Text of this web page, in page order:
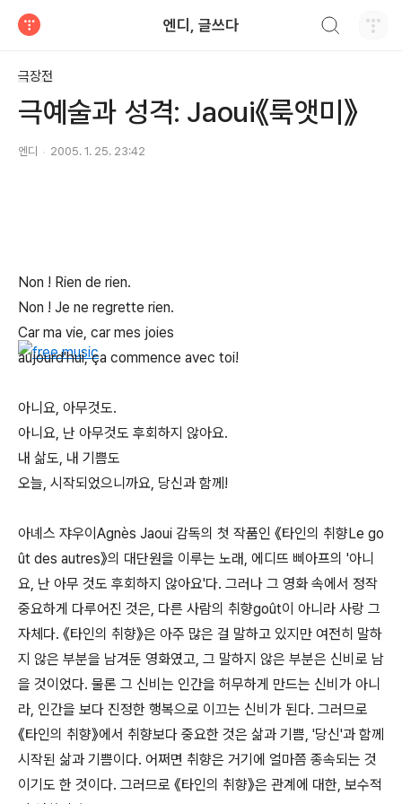
엔디, 글쓰다
극장전
극예술과 성격: Jaoui《룩앳미》
엔디 2005. 1. 25. 23:42
Non ! Rien de rien.
Non ! Je ne regrette rien.
Car ma vie, car mes joies
aujourd'hui, ça commence avec toi!
아니요, 아무것도.
아니요, 난 아무것도 후회하지 않아요.
내 삶도, 내 기쁨도
오늘, 시작되었으니까요, 당신과 함께!
아녜스 쟈우이Agnès Jaoui 감독의 첫 작품인 《타인의 취향Le go
ût des autres》의 대단원을 이루는 노래, 에디뜨 삐아프의 '아니
요, 난 아무 것도 후회하지 않아요'다. 그러나 그 영화 속에서 정작
중요하게 다루어진 것은, 다른 사람의 취향goût이 아니라 사랑 그
자체다. 《타인의 취향》은 아주 많은 걸 말하고 있지만 여전히 말하
지 않은 부분을 남겨둔 영화였고, 그 말하지 않은 부분은 신비로 남
을 것이었다. 물론 그 신비는 인간을 허무하게 만드는 신비가 아니
라, 인간을 보다 진정한 행복으로 이끄는 신비가 된다. 그러므로
《타인의 취향》에서 취향보다 중요한 것은 삶과 기쁨, '당신'과 함께
시작된 삶과 기쁨이다. 어쩌면 취향은 거기에 얼마쯤 종속되는 것
이기도 한 것이다. 그러므로 《타인의 취향》은 관계에 대한, 보수적